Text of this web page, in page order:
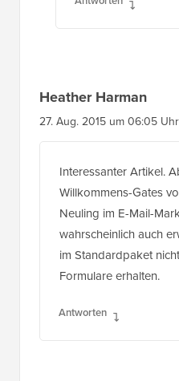
Heather Harman
27. Aug. 2015 um 06:05 Uhr
Interessanter Artikel.
Willkommens-Gates
Neuling im E-Mail-
wahrscheinlich auch
im Standardpaket
Formulare erhalten.
Antworten